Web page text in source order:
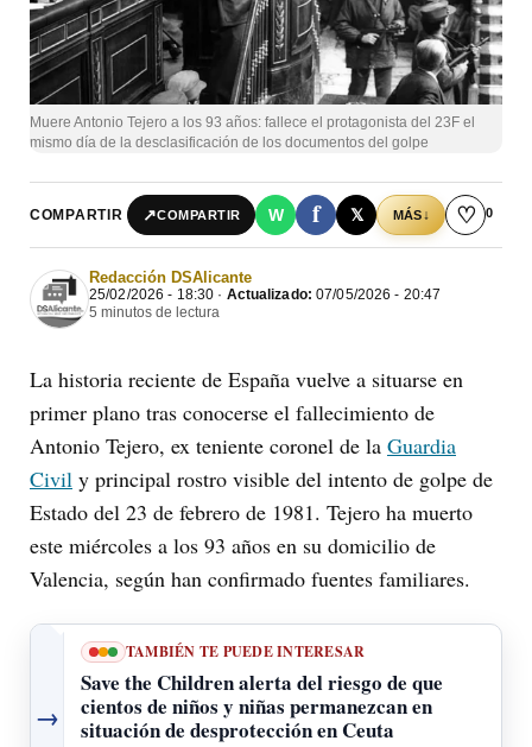
Muere Antonio Tejero a los 93 años: fallece el protagonista del 23F el
mismo día de la desclasificación de los documentos del golpe
COMPARTIR ↗COMPARTIR W f 𝕏 MÁS↓ ♡ 0
Redacción DSAlicante
25/02/2026 - 18:30 · Actualizado: 07/05/2026 - 20:47
5 minutos de lectura
La historia reciente de España vuelve a situarse en
primer plano tras conocerse el fallecimiento de
Antonio Tejero, ex teniente coronel de la Guardia
Civil y principal rostro visible del intento de golpe de
Estado del 23 de febrero de 1981. Tejero ha muerto
este miércoles a los 93 años en su domicilio de
Valencia, según han confirmado fuentes familiares.
→
TAMBIÉN TE PUEDE INTERESAR
Save the Children alerta del riesgo de que
cientos de niños y niñas permanezcan en
situación de desprotección en Ceuta